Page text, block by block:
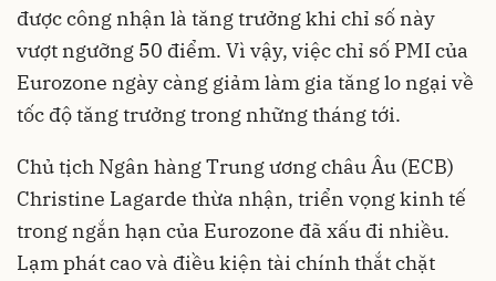
được công nhận là tăng trưởng khi chỉ số này
vượt ngưỡng 50 điểm. Vì vậy, việc chỉ số PMI của
Eurozone ngày càng giảm làm gia tăng lo ngại về
tốc độ tăng trưởng trong những tháng tới.
Chủ tịch Ngân hàng Trung ương châu Âu (ECB)
Christine Lagarde thừa nhận, triển vọng kinh tế
trong ngắn hạn của Eurozone đã xấu đi nhiều.
Lạm phát cao và điều kiện tài chính thắt chặt